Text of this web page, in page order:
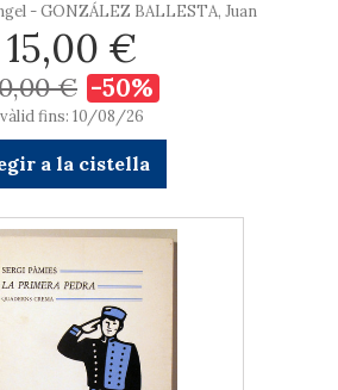
- GONZÁLEZ BALLESTA, Juan
15,00 €
€ -50%
vàlid fins: 10/08/26
a la cistella